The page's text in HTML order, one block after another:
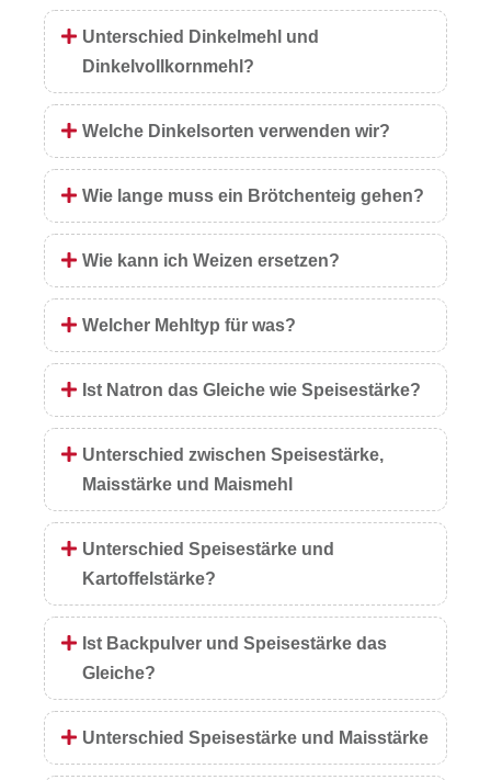
Unterschied Dinkelmehl und
Dinkelvollkornmehl?
Welche Dinkelsorten verwenden wir?
Wie lange muss ein Brötchenteig gehen?
Wie kann ich Weizen ersetzen?
Welcher Mehltyp für was?
Ist Natron das Gleiche wie Speisestärke?
Unterschied zwischen Speisestärke,
Maisstärke und Maismehl
Unterschied Speisestärke und
Kartoffelstärke?
Ist Backpulver und Speisestärke das
Gleiche?
Unterschied Speisestärke und Maisstärke